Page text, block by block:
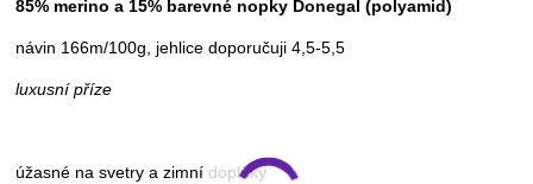
85% merino a 15% barevné nopky Donegal (polyamid)
návin 166m/100g, jehlice doporučuji 4,5-5,5
luxusní příze
úžasné na svetry a zimní doplňky